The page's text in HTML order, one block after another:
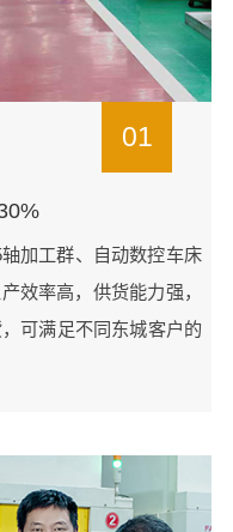
01
加工群、自动数控车床
效率高，供货能力强，
可满足不同东城客户的